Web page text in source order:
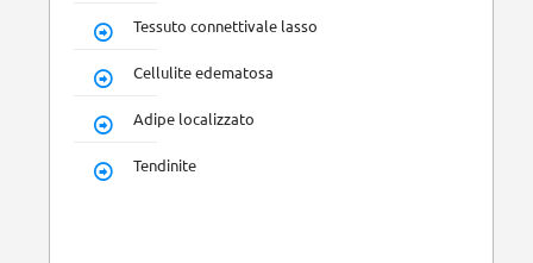
Tessuto connettivale lasso
Cellulite edematosa
Adipe localizzato
Tendinite